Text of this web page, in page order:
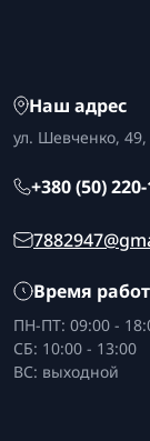
Наш адрес
ул. Шевченко,
+380 (50)
Время
ПН-ПТ: 09:00 -
СБ: 10:00 - 13:00
ВС: выходной